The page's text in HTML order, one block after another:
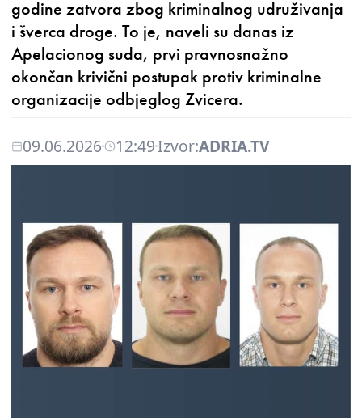
godine zatvora zbog kriminalnog udruživanja
i šverca droge. To je, naveli su danas iz
Apelacionog suda, prvi pravnosnažno
okončan krivični postupak protiv kriminalne
organizacije odbjeglog Zvicera.
09.06.2026 12:49Izvor:ADRIA.TV